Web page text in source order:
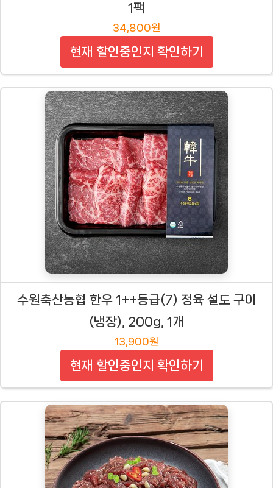
1팩
34,800원
현재 할인중인지 확인하기
수원축산농협 한우 1++등급(7) 정육 설도 구이
(냉장), 200g, 1개
13,900원
현재 할인중인지 확인하기